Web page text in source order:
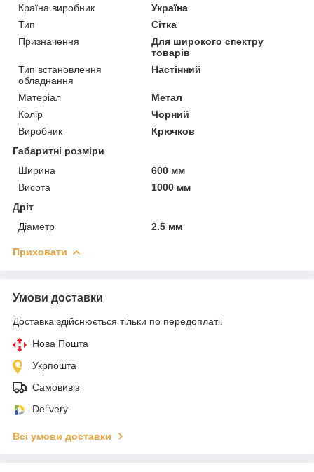
Країна виробник
Україна
Тип
Сітка
Призначення
Для широкого спектру
товарів
Тип встановлення
обладнання
Настінний
Матеріал
Метал
Колір
Чорний
Виробник
Крючков
Габаритні розміри
Ширина
600 мм
Висота
1000 мм
Дріт
Діаметр
2.5 мм
Приховати
Умови доставки
Доставка здійснюється тільки по передоплаті.
Нова Пошта
Укрпошта
Самовивіз
Delivery
Всі умови доставки